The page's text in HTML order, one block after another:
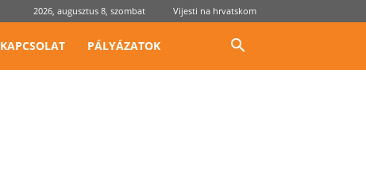
2026, augusztus 8, szombat Vijesti na hrvatskom
KAPCSOLAT PÁLYÁZATOK